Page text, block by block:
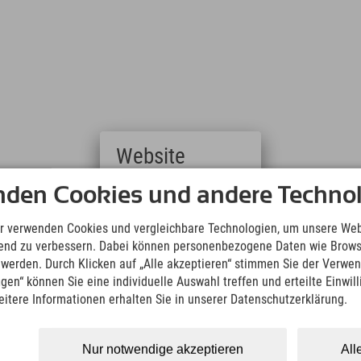
Cookies und andere
verwenden Cookies und vergleichbare Technologien, um unsere
zu verbessern. Dabei können personenbezogene Daten wie
Durch Klicken auf „Alle akzeptieren“ stimmen Sie der
können Sie eine individuelle Auswahl treffen und erteilte
Informationen erhalten Sie in unserer Datenschutzerklärung.
Nur notwendige akzeptieren
Website
Deutsch
(German)
English
(English)
Italiano
(Italian)
Čeština
(Czech)
Magyar